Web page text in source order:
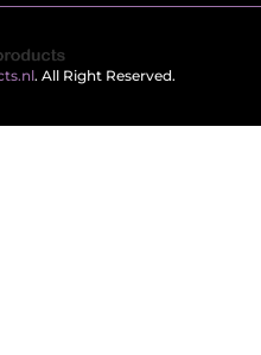
. All Right Reserved.